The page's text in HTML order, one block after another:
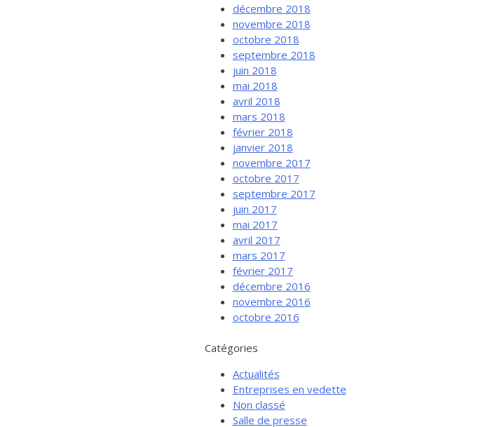
Services aux entreprises
Innovation / Productivité
Investir en Nouvelle-Beauce
Services-conseils – démarrage
décembre 2018
novembre 2018
octobre 2018
septembre 2018
juin 2018
mai 2018
avril 2018
mars 2018
février 2018
janvier 2018
novembre 2017
octobre 2017
septembre 2017
juin 2017
mai 2017
avril 2017
mars 2017
février 2017
décembre 2016
novembre 2016
octobre 2016
Catégories
Actualités
Entreprises en vedette
Non classé
Salle de presse